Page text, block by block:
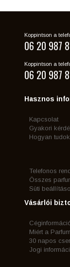
Koppintson a
06 20 987
Koppintson a
06 20 987
Hasznos
Kapcsolat
Gyakori
Hogyan
Telefonos
Összes
Süti
Vásárlói
Miért a
30 napos
Jogi